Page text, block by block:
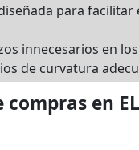
para facilitar
innecesarios en
de curvatura
en